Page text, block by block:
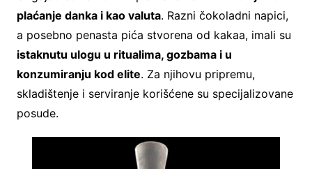
plaćanje danka i kao valuta. Razni čokoladni napici,
a posebno penasta pića stvorena od kakaa, imali su
istaknutu ulogu u ritualima, gozbama i u
konzumiranju kod elite. Za njihovu pripremu,
skladištenje i serviranje korišćene su specijalizovane
posude.